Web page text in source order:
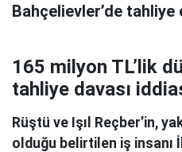
Bahçelievler’de
165 milyon TL’lik
tahliye davası
Rüştü ve Işıl Reçber’in,
olduğu belirtilen iş insanı